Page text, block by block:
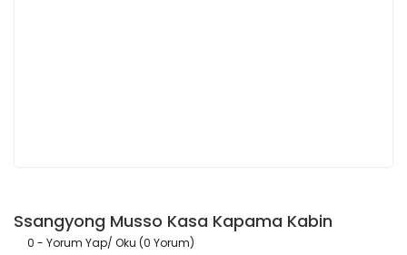
Ssangyong Musso Kasa Kapama Kabin
0 - Yorum Yap/ Oku (0 Yorum)